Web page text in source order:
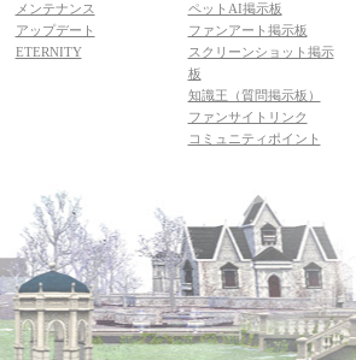
メンテナンス
アップデート
ETERNITY
ペットAI掲示板
ファンアート掲示板
スクリーンショット掲示
板
知識王（質問掲示板）
ファンサイトリンク
コミュニティポイント